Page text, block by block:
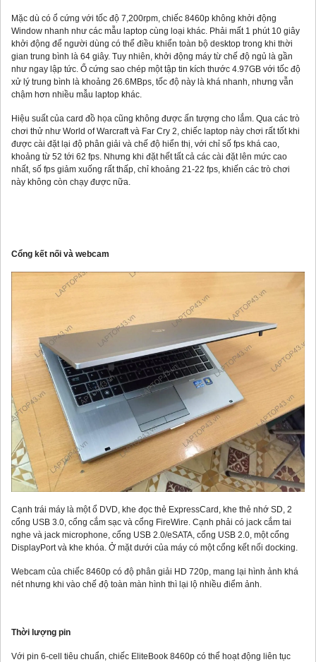
Mặc dù có ổ cứng với tốc độ 7,200rpm, chiếc 8460p không khởi động
Window nhanh như các mẫu laptop cùng loại khác. Phải mất 1 phút 10 giây
khởi động để người dùng có thể điều khiển toàn bộ desktop trong khi thời
gian trung bình là 64 giây. Tuy nhiên, khởi động máy từ chế độ ngủ là gần
như ngay lập tức. Ổ cứng sao chép một tập tin kích thước 4.97GB với tốc độ
xử lý trung bình là khoảng 26.6MBps, tốc độ này là khá nhanh, nhưng vẫn
chậm hơn nhiều mẫu laptop khác.
Hiệu suất của card đồ họa cũng không được ấn tượng cho lắm. Qua các trò
chơi thử như World of Warcraft và Far Cry 2, chiếc laptop này chơi rất tốt khi
được cài đặt lại độ phân giải và chế độ hiển thị, với chỉ số fps khá cao,
khoảng từ 52 tới 62 fps. Nhưng khi đặt hết tất cả các cài đặt lên mức cao
nhất, số fps giảm xuống rất thấp, chỉ khoảng 21-22 fps, khiến các trò chơi
này không còn chạy được nữa.
Cổng kết nối và webcam
Cạnh trái máy là một ổ DVD, khe đọc thẻ ExpressCard, khe thẻ nhớ SD, 2
cổng USB 3.0, cổng cắm sạc và cổng FireWire. Cạnh phải có jack cắm tai
nghe và jack microphone, cổng USB 2.0/eSATA, cổng USB 2.0, một cổng
DisplayPort và khe khóa. Ở mặt dưới của máy có một cổng kết nối docking.
Webcam của chiếc 8460p có độ phân giải HD 720p, mang lại hình ảnh khá
nét nhưng khi vào chế độ toàn màn hình thì lại lộ nhiều điểm ảnh.
Thời lượng pin
Với pin 6-cell tiêu chuẩn, chiếc EliteBook 8460p có thể hoạt động liên tục